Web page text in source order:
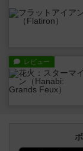
レビュー